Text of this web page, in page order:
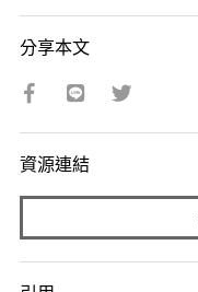
分享本文
資源連結